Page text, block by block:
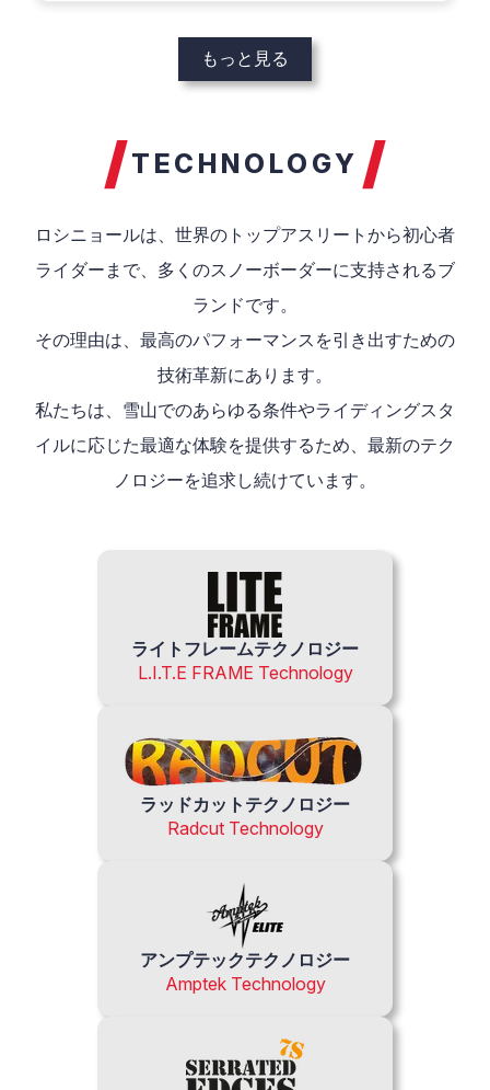
もっと見る
TECHNOLOGY
ロシニョールは、世界のトップアスリートから初心者
ライダーまで、多くのスノーボーダーに支持されるブ
ランドです。
その理由は、最高のパフォーマンスを引き出すための
技術革新にあります。
私たちは、雪山でのあらゆる条件やライディングスタ
イルに応じた最適な体験を提供するため、最新のテク
ノロジーを追求し続けています。
ライトフレームテクノロジー
L.I.T.E FRAME Technology
ラッドカットテクノロジー
Radcut Technology
アンプテックテクノロジー
Amptek Technology